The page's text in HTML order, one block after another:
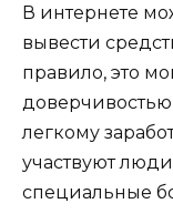
В интернете
вывести
правило, это
легкому
участвуют
специальные